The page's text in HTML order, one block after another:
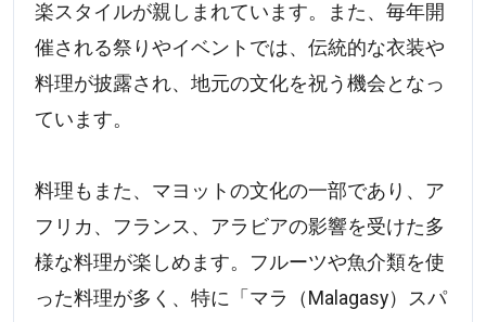
楽スタイルが親しまれています。また、毎年開
催される祭りやイベントでは、伝統的な衣装や
料理が披露され、地元の文化を祝う機会となっ
ています。
料理もまた、マヨットの文化の一部であり、ア
フリカ、フランス、アラビアの影響を受けた多
様な料理が楽しめます。フルーツや魚介類を使
った料理が多く、特に「マラ（Malagasy）スパ